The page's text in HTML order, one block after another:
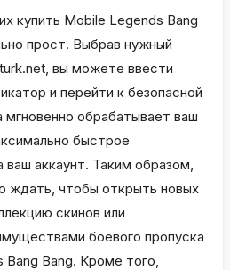
купить Mobile Legends Bang
прост. Выбрав нужный
вы можете ввести
и перейти к безопасной
обрабатывает ваш
быстрое
ваш аккаунт. Таким образом,
ждать, чтобы открыть новых
скинов или
боевого пропуска
Bang. Кроме того,